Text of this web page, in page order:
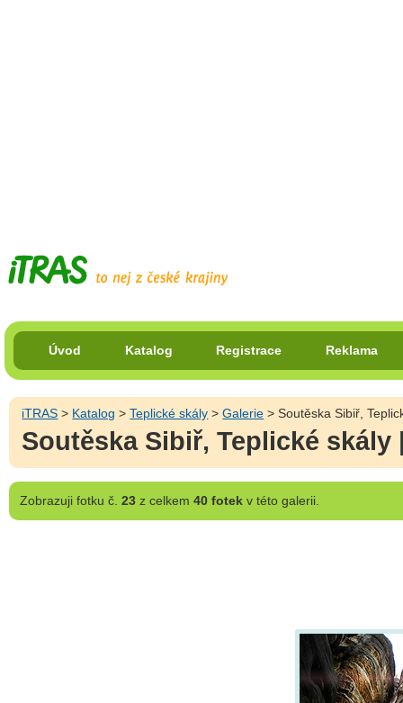
Úvod Katalog Registrace Reklama
iTRAS > Katalog >Teplické skály >Galerie > Soutěska Sibiř,
Soutěska Sibiř, Teplické
Zobrazujifotku č. 23z celkem 40 fotekv této galerii.